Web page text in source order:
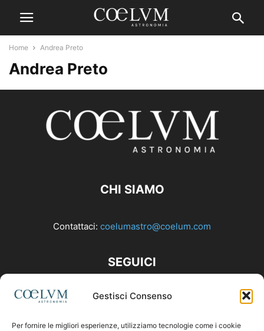
Gestisci Consenso
Per fornire le migliori esperienze, utilizziamo tecnologie come i cookie
Home Andrea Preto
Andrea Preto
CHI SIAMO
Contattaci: coelumastro@coelum.com
SEGUICI